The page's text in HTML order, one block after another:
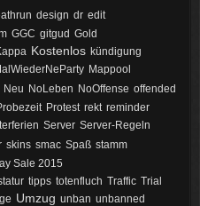
11:18
design dr edit
GGC gitgud Gold
Kostenlos kündigung
Mappool
Neu NoLeben NoOffense offended
Protest rekt reminder
Server Server-Regeln
skins smac Spaß stamm
Sale 2015
tipps totenfluch Traffic Trial
Umzug unban unbanned